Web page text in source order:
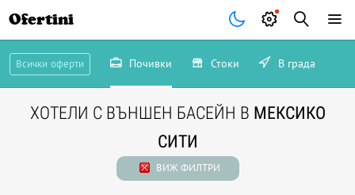
Ofertini
Всички оферти Почивки Стоки В града
ХОТЕЛИ С ВЪНШЕН БАСЕЙН В МЕКСИКО
СИТИ
ВИЖ ФИЛТРИ